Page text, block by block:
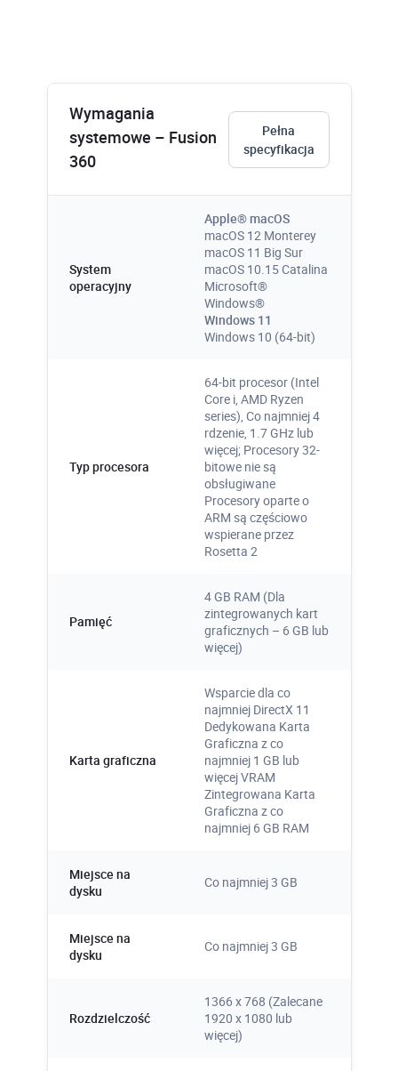
projektowych, a także związanych z
instalacją i błędami oprogramowania,
wadliwie działającym sprzętem, itp.
1300 unikalnych filmów
Gigantyczna wiedza zgromadzona na
kanale youtube PROCAD. Nagrania
wydarzeń i specjalnie tworzony materiał
wideo.
Więcej
Certyfikat Pochodzenia
Dodawany do każdej licencji Autodesk
Certyfikat potwierdzający legalność
oprogramowania. Dobry materiał
wizerunkowy, ofertowy, przetargowy.
Wymagania
systemowe – Fusion
360
Pełna
specyfikacja
System
operacyjny
Apple® macOS
macOS 12 Monterey
macOS 11 Big Sur
macOS 10.15 Catalina
Microsoft®
Windows®
Windows 11
Windows 10 (64-bit)
Typ procesora
64-bit procesor (Intel
Core i, AMD Ryzen
series), Co najmniej 4
rdzenie, 1.7 GHz lub
więcej; Procesory 32-
bitowe nie są
obsługiwane
Procesory oparte o
ARM są częściowo
wspierane przez
Rosetta 2
Pamięć
4 GB RAM (Dla
zintegrowanych kart
graficznych – 6 GB lub
więcej)
Karta graficzna
Wsparcie dla co
najmniej DirectX 11
Dedykowana Karta
Graficzna z co
najmniej 1 GB lub
więcej VRAM
Zintegrowana Karta
Graficzna z co
najmniej 6 GB RAM
Miejsce na
dysku
Co najmniej 3 GB
Miejsce na
dysku
Co najmniej 3 GB
Rozdzielczość
1366 x 768 (Zalecane
1920 x 1080 lub
więcej)